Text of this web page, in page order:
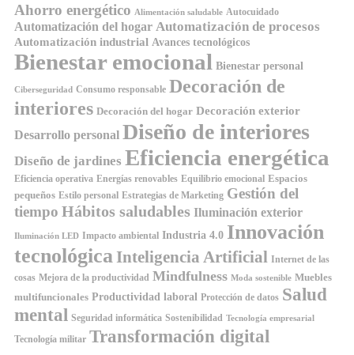
Ahorro energético Alimentación saludable Autocuidado
Automatización del hogar Automatización de procesos
Automatización industrial Avances tecnológicos
Bienestar emocional Bienestar personal
Ciberseguridad Consumo responsable Decoración de
interiores Decoración del hogar Decoración exterior
Desarrollo personal Diseño de interiores
Diseño de jardines Eficiencia energética
Eficiencia operativa Energías renovables Equilibrio emocional Espacios
pequeños Estilo personal Estrategias de Marketing Gestión del
tiempo Hábitos saludables Iluminación exterior
Iluminación LED Impacto ambiental Industria 4.0 Innovación
tecnológica Inteligencia Artificial Internet de las
cosas Mejora de la productividad Mindfulness Moda sostenible Muebles
multifuncionales Productividad laboral Protección de datos Salud
mental Seguridad informática Sostenibilidad Tecnología empresarial
Tecnología militar Transformación digital